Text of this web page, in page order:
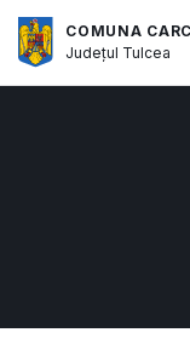
COMUNA
Județul Tulcea